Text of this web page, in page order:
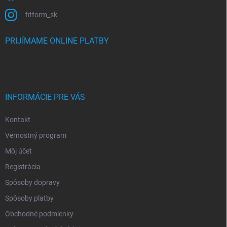
fitform_sk
PRIJÍMAME ONLINE PLATBY
INFORMÁCIE PRE VÁS
Kontakt
Vernostný program
Môj účet
Registrácia
Spôsoby dopravy
Spôsoby platby
Obchodné podmienky